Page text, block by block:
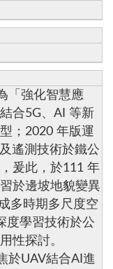
強化智慧應
合5G、AI 等新
；2020 年版運
遙測技術於鐵公
爰此，於111 年
於邊坡地貌變異
多時期多尺度空
度學習技術於公
性探討。
UAV結合AI進